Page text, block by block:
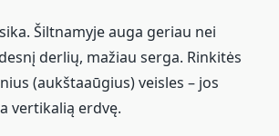
Šiltnamyje auga geriau nei
derlių, mažiau serga. Rinkitės
(aukštaaūgius) veisles – jos
vertikalią erdvę.